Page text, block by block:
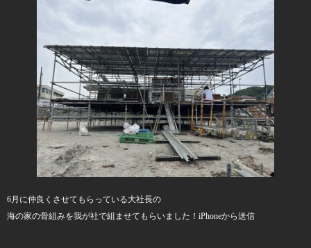
6月に仲良くさせてもらっている大社長の
海の家の骨組みを我が社で組ませてもらいました！iPhoneから送信